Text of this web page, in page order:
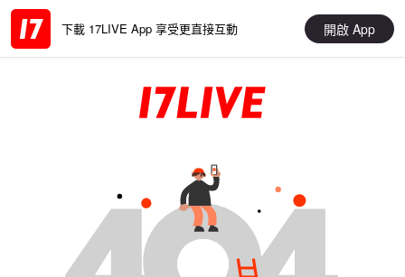
下載 17LIVE App 享受更直接互動 開啟 App